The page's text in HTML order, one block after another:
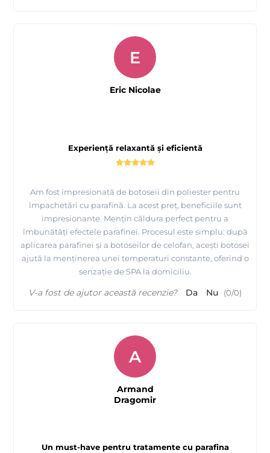
Experiență relaxantă și eficientă
Am fost impresionată de botoseii din poliester pentru
împachetări cu parafină. La acest preț, beneficiile sunt
impresionante. Mențin căldura perfect pentru a
îmbunătăți efectele parafinei. Procesul este simplu: după
aplicarea parafinei și a botoseilor de celofan, acești botosei
ajută la menținerea unei temperaturi constante, oferind o
senzație de SPA la domiciliu.
E
Eric Nicolae
V-a fost de ajutor această recenzie? Da Nu (0/0)
Un must-have pentru tratamente cu parafina
A
Armand
Dragomir